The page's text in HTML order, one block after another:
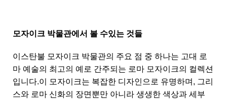
모자이크 박물관에서 볼 수있는 것들
이스탄불 모자이크 박물관의 주요 점 중 하나는 고대 로
마 예술의 최고의 예로 간주되는 로마 모자이크의 컬렉션
입니다.이 모자이크는 복잡한 디자인으로 유명하며, 그리
스와 로마 신화의 장면뿐만 아니라 생생한 색상과 세부